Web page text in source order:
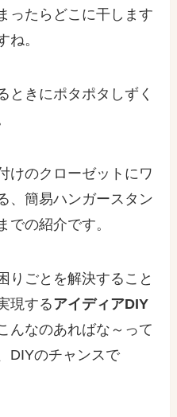
ったらどこに干します
ね。
ときにポタポタしずく
けのクローゼットにワ
、簡易ハンガースタン
での紹介です。
りごとを解決すること
現するアイディアDIY
んなのあればな～って
DIYのチャンスで